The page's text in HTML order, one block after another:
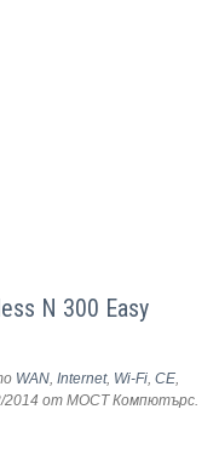
N 300 Easy
WAN,Internet, Wi-Fi,CE,
2014 от МОСТ Компютърс.